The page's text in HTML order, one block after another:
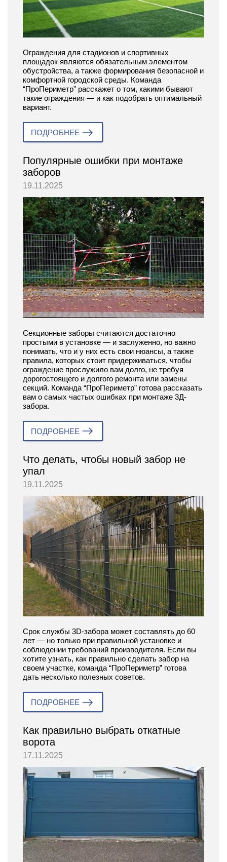
Ограждения для стадионов и спортивных
площадок являются обязательным элементом
обустройства, а также формирования безопасной и
комфортной городской среды. Команда
“ПроПериметр” расскажет о том, какими бывают
такие ограждения — и как подобрать оптимальный
вариант.
ПОДРОБНЕЕ
Популярные ошибки при монтаже
заборов
19.11.2025
Секционные заборы считаются достаточно
простыми в установке — и заслуженно, но важно
понимать, что и у них есть свои нюансы, а также
правила, которых стоит придерживаться, чтобы
ограждение прослужило вам долго, не требуя
дорогостоящего и долгого ремонта или замены
секций. Команда “ПроПериметр” готова рассказать
вам о самых частых ошибках при монтаже 3Д-
забора.
ПОДРОБНЕЕ
Что делать, чтобы новый забор не
упал
19.11.2025
Срок службы 3D-забора может составлять до 60
лет — но только при правильной установке и
соблюдении требований производителя. Если вы
хотите узнать, как правильно сделать забор на
своем участке, команда “ПроПериметр” готова
дать несколько полезных советов.
ПОДРОБНЕЕ
Как правильно выбрать откатные
ворота
17.11.2025